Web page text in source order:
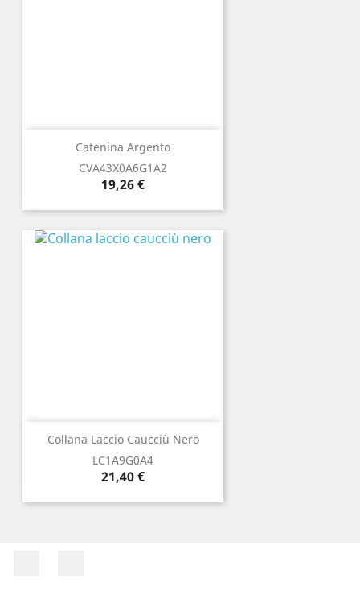
Catenina Argento
CVA43X0A6G1A2
Prezzo
19,26 €
Collana Laccio Caucciù Nero
LC1A9G0A4
Prezzo
21,40 €